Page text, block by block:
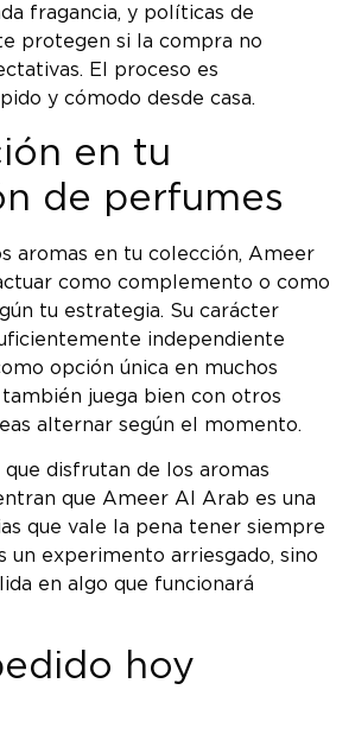
fragancia, y políticas de
protegen si la compra no
El proceso es
y cómodo desde casa.
en tu
de perfumes
aromas en tu colección, Ameer
como complemento o como
tu estrategia. Su carácter
independiente
opción única en muchos
juega bien con otros
alternar según el momento.
que disfrutan de los aromas
que Ameer Al Arab es una
que vale la pena tener siempre
un experimento arriesgado, sino
en algo que funcionará
hoy